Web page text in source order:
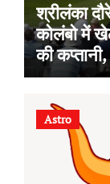
श्रीलंका
कोलंबो में
की
वापसी
Astro